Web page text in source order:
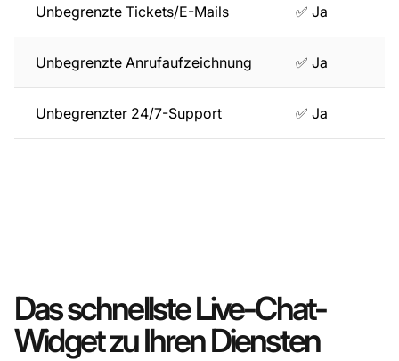
Unbegrenzte Tickets/E-Mails ✅ Ja
Unbegrenzte Anrufaufzeichnung ✅ Ja
Unbegrenzter 24/7-Support ✅ Ja
Das schnellste Live-Chat-
Widget zu Ihren Diensten